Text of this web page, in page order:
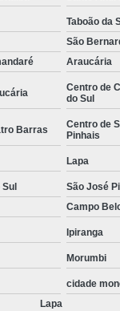
Taboão da
São
Araucária
Centro de
do Sul
Barras
Centro de
Pinhais
Lapa
Sul São José
Campo
Ipiranga
Morumbi
cidade
Lapa